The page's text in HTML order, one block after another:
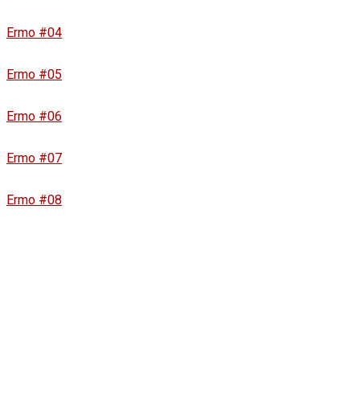
Ermo #04
Ermo #05
Ermo #06
Ermo #07
Ermo #08